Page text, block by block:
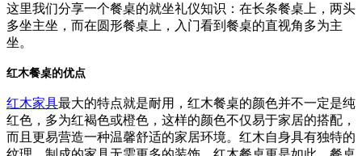
这里我们分享一个餐桌的就坐礼仪知识：在长条餐桌上，两头
多坐主坐，而在圆形餐桌上，入门看到餐桌的直视角多为主
坐。
红木餐桌的优点
红木家具最大的特点就是耐用，红木餐桌的颜色并不一定是纯
红色，多为红褐色或橙色，这样的颜色不仅易于家居的搭配，
而且更易营造一种温馨舒适的家居环境。红木自身具有独特的